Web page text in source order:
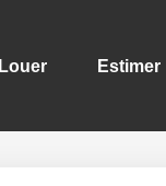
Louer Estimer